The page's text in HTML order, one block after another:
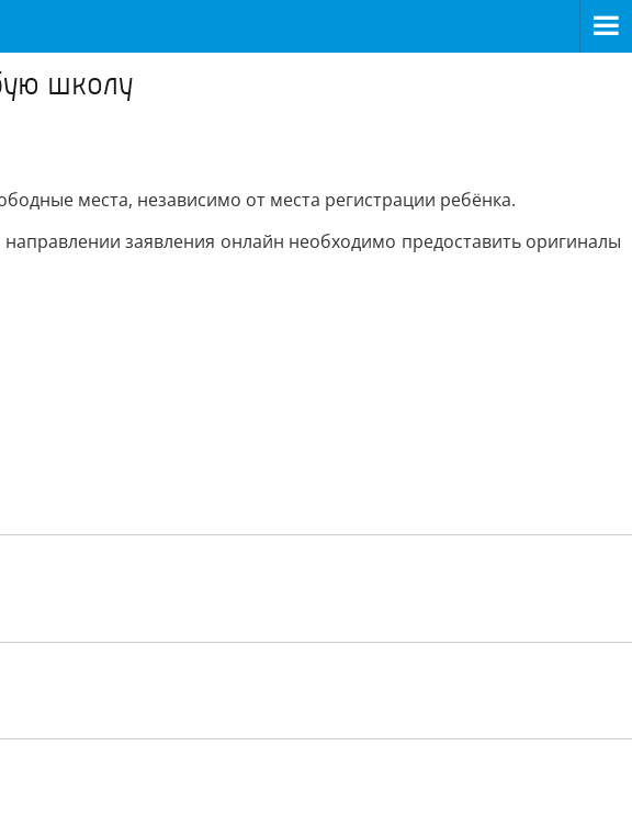
школу
места, независимо от места регистрации ребёнка.
заявления онлайн необходимо предоставить оригиналы